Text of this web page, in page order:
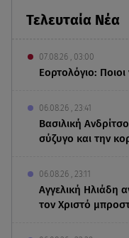
Τελευταία Νέα
07.08.26 , 03:00
Εορτολόγιο:
06.08.26 , 23:41
Βασιλική
σύζυγο και την
06.08.26 , 23:11
Αγγελική Ηλιάδη
τον Χριστό